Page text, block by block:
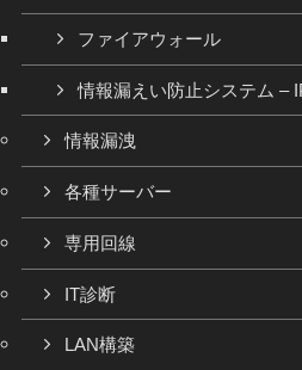
ファイアウォール
情報漏えい防止システム –
情報漏洩
各種サーバー
専用回線
IT診断
LAN構築